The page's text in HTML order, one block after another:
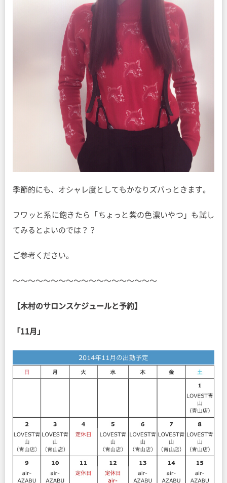
季節的にも、オシャレ度としてもかなりズバっときます。
フワッと系に飽きたら「ちょっと紫の色濃いやつ」も試し
てみるとよいのでは？？
ご参考ください。
〜〜〜〜〜〜〜〜〜〜〜〜〜〜〜〜〜〜〜
【木村のサロンスケジュールと予約】
「11月」